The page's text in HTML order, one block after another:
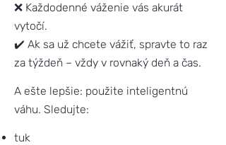
❌ Každodenné váženie vás akurát
vytočí.
✔️ Ak sa už chcete vážiť, spravte to raz
za týždeň – vždy v rovnaký deň a čas.
A ešte lepšie: použite inteligentnú
váhu. Sledujte:
tuk